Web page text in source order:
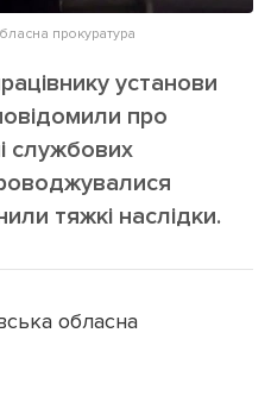
на сайті
прокуратура
установи
про
службових
тяжкі наслідки.
обласна